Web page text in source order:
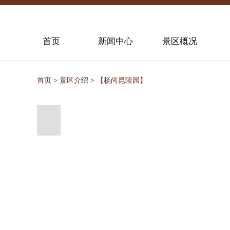
首页 新闻中心 景区概况
首页 > 景区介绍 > 【杨尚昆陵园】